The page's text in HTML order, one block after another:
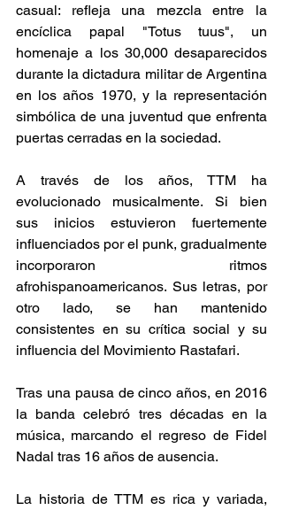
casual: refleja una mezcla entre la
encíclica papal "Totus tuus", un
homenaje a los 30,000 desaparecidos
durante la dictadura militar de Argentina
en los años 1970, y la representación
simbólica de una juventud que enfrenta
puertas cerradas en la sociedad.
A través de los años, TTM ha
evolucionado musicalmente. Si bien
sus inicios estuvieron fuertemente
influenciados por el punk, gradualmente
incorporaron ritmos
afrohispanoamericanos. Sus letras, por
otro lado, se han mantenido
consistentes en su crítica social y su
influencia del Movimiento Rastafari.
Tras una pausa de cinco años, en 2016
la banda celebró tres décadas en la
música, marcando el regreso de Fidel
Nadal tras 16 años de ausencia.
La historia de TTM es rica y variada,